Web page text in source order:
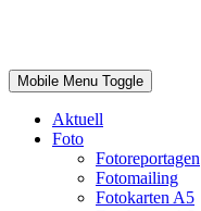
Mobile Menu Toggle
Aktuell
Foto
Fotoreportagen
Fotomailing
Fotokarten A5